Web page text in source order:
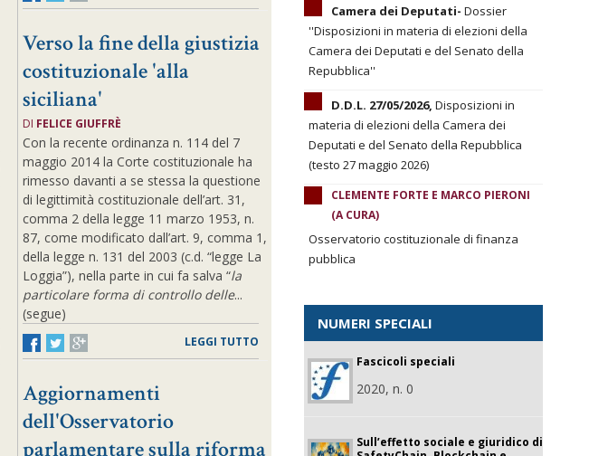
Verso la fine della giustizia
costituzionale 'alla
siciliana'
DI FELICE GIUFFRÈ
Con la recente ordinanza n. 114 del 7
maggio 2014 la Corte costituzionale ha
rimesso davanti a se stessa la questione
di legittimità costituzionale dell’art. 31,
comma 2 della legge 11 marzo 1953, n.
87, come modificato dall’art. 9, comma 1,
della legge n. 131 del 2003 (c.d. “legge La
Loggia”), nella parte in cui fa salva “la
particolare forma di controllo delle...
(segue)
LEGGI TUTTO
Aggiornamenti
dell'Osservatorio
parlamentare sulla riforma
Camera dei Deputati- Dossier
''Disposizioni in materia di elezioni della
Camera dei Deputati e del Senato della
Repubblica''
D.D.L. 27/05/2026, Disposizioni in
materia di elezioni della Camera dei
Deputati e del Senato della Repubblica
(testo 27 maggio 2026)
CLEMENTE FORTE E MARCO PIERONI
(A CURA)
Osservatorio costituzionale di finanza
pubblica
NUMERI SPECIALI
Fascicoli speciali
2020, n. 0
Sull’effetto sociale e giuridico di